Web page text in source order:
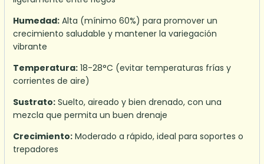
Humedad: Alta (mínimo 60%) para promover un
crecimiento saludable y mantener la variegación
vibrante
Temperatura: 18-28°C (evitar temperaturas frías y
corrientes de aire)
Sustrato: Suelto, aireado y bien drenado, con una
mezcla que permita un buen drenaje
Crecimiento: Moderado a rápido, ideal para soportes o
trepadores